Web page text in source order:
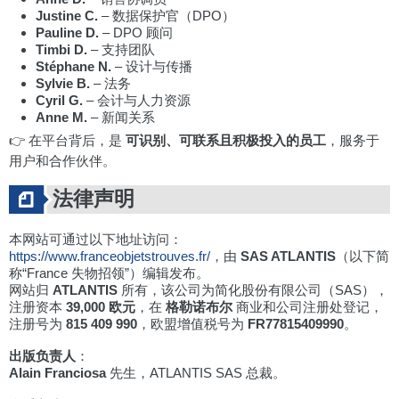
Justine C. – 数据保护官（DPO）
Pauline D. – DPO 顾问
Timbi D. – 支持团队
Stéphane N. – 设计与传播
Sylvie B. – 法务
Cyril G. – 会计与人力资源
Anne M. – 新闻关系
👉 在平台背后，是 可识别、可联系且积极投入的员工 ，服务于
用户和合作伙伴。
法律声明
本网站可通过以下地址访问：
https://www.franceobjetstrouves.fr/ ，由 SAS ATLANTIS （以下简
称“France 失物招领”）编辑发布。
网站归 ATLANTIS 所有，该公司为简化股份有限公司（SAS），
注册资本 39,000 欧元 ，在 格勒诺布尔 商业和公司注册处登记，
注册号为 815 409 990 ，欧盟增值税号为 FR77815409990。
出版负责人 ：
Alain Franciosa先生，ATLANTIS SAS 总裁。